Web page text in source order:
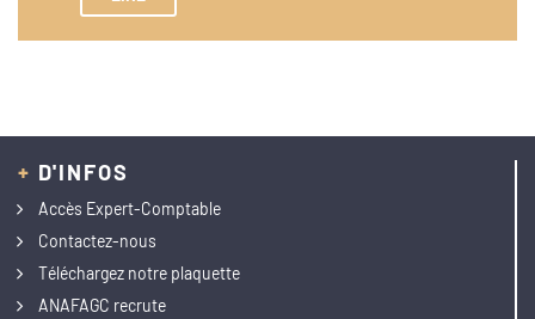
+ D'INFOS
Accès Expert-Comptable
Contactez-nous
Téléchargez notre plaquette
ANAFAGC recrute